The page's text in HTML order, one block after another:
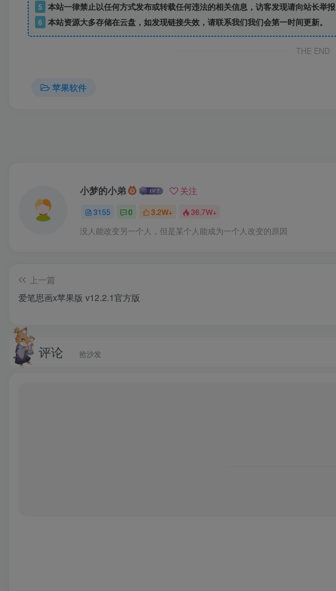
5 本站一律禁止以任何方式发布或转载任何违法的相关信息，访客发现请向站长举报
6 本站资源大多存储在云盘，如发现链接失效，请联系我们我们会第一时间更新。
THE END
苹果软件
小梦的小弟 关注
3155 0 3.2W+ 36.7W+
没人能改变另一个人，但是某个人能成为一个人改变的原因
上一篇
爱笔思画x苹果版 v12.2.1官方版
评论 抢沙发